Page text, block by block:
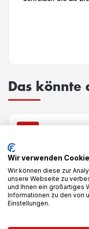
Das könnte
Wir verwenden
Wir können diese zur
unsere Webseite zu
und Ihnen ein großartiges
Informationen zu den von
Einstellungen.